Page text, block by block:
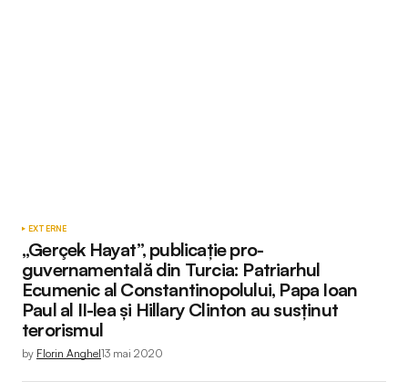
EXTERNE
„Gerçek Hayat”, publicaţie pro-
guvernamentală din Turcia: Patriarhul
Ecumenic al Constantinopolului, Papa Ioan
Paul al II-lea şi Hillary Clinton au susţinut
terorismul
by Florin Anghel13 mai 2020